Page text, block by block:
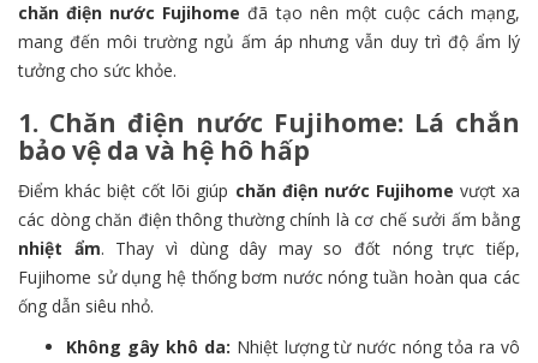
chăn điện nước Fujihome đã tạo nên một cuộc cách mạng,
mang đến môi trường ngủ ấm áp nhưng vẫn duy trì độ ẩm lý
tưởng cho sức khỏe.
1. Chăn điện nước Fujihome: Lá chắn
bảo vệ da và hệ hô hấp
Điểm khác biệt cốt lõi giúp chăn điện nước Fujihome vượt xa
các dòng chăn điện thông thường chính là cơ chế sưởi ấm bằng
nhiệt ẩm. Thay vì dùng dây may so đốt nóng trực tiếp,
Fujihome sử dụng hệ thống bơm nước nóng tuần hoàn qua các
ống dẫn siêu nhỏ.
Không gây khô da: Nhiệt lượng từ nước nóng tỏa ra vô